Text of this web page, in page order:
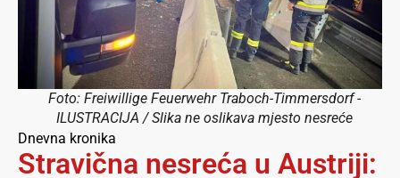
Foto: Freiwillige Feuerwehr Traboch-Timmersdorf -
ILUSTRACIJA / Slika ne oslikava mjesto nesreće
Dnevna kronika
Stravična nesreća u Austriji: